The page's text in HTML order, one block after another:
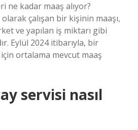
ne kadar maaş alıyor?
çalışan bir kişinin maaşı,
ve yapılan iş miktarı gibi
Eylül 2024 itibarıyla, bir
ortalama mevcut maaş
servisi nasıl